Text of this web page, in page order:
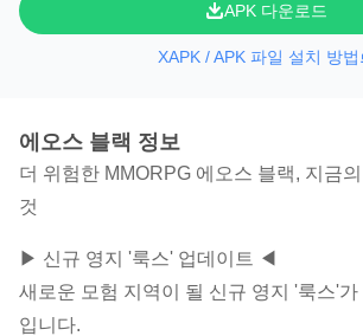
APK 다운로드
XAPK / APK 파일 설치 방법
에오스 블랙 정보
더 위험한 MMORPG 에오스 블랙, 지금
것
▶ 신규 영지 '룩스' 업데이트 ◀
새로운 모험 지역이 될 신규 영지 '룩스'
입니다.